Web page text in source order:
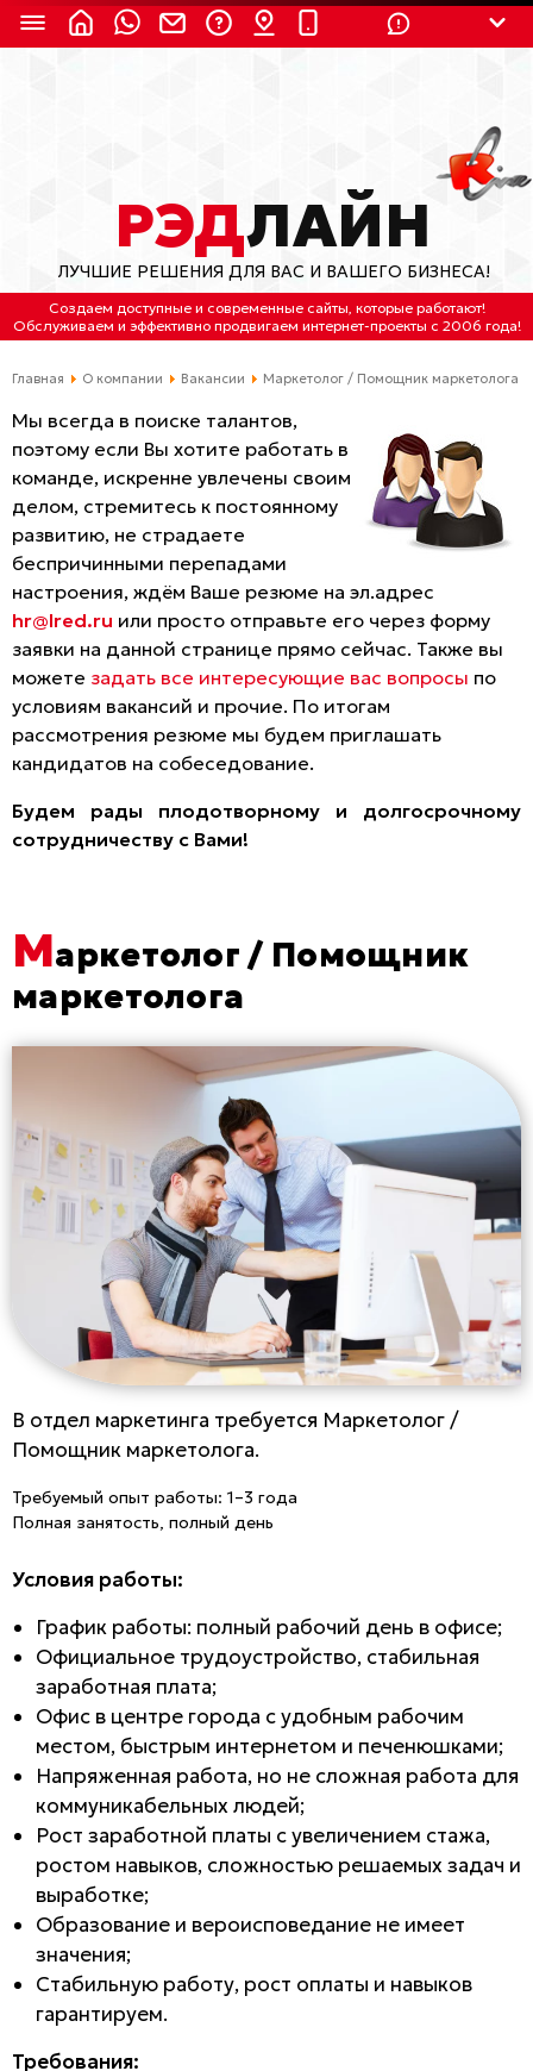
(с 2:30 до 11:30 по
Бесплатно по России
(4212) 658-653
(4212) 637-673
Отдельный вход \ Левый торец здания
Пн-пт. с 9:30 до 18:30 (по Хбк)
info@lred.ru
Все контакты
РЭДЛАЙН
ЛУЧШИЕ РЕШЕНИЯ ДЛЯ ВАС И ВАШЕГО БИЗНЕСА!
Создаем доступные и современные сайты, которые работают!
Обслуживаем и эффективно продвигаем интернет-проекты с 2006 года!
Главная О компании Вакансии Маркетолог / Помощник маркетолога
Мы всегда в поиске талантов,
поэтому если Вы хотите работать в
команде, искренне увлечены своим
делом, стремитесь к постоянному
развитию, не страдаете
беспричинными перепадами
настроения, ждём Ваше резюме на эл.адрес
hr@lred.ru или просто отправьте его через форму
заявки на данной странице прямо сейчас. Также вы
можете задать все интересующие вас вопросы по
условиям вакансий и прочие. По итогам
рассмотрения резюме мы будем приглашать
кандидатов на собеседование.
Будем рады плодотворному и долгосрочному
сотрудничеству с Вами!
Маркетолог / Помощник
маркетолога
В отдел маркетинга требуется Маркетолог /
Помощник маркетолога.
Требуемый опыт работы: 1–3 года
Полная занятость, полный день
Условия работы:
График работы: полный рабочий день в офисе;
Официальное трудоустройство, стабильная
заработная плата;
Офис в центре города с удобным рабочим
местом, быстрым интернетом и печенюшками;
Напряженная работа, но не сложная работа для
коммуникабельных людей;
Рост заработной платы с увеличением стажа,
ростом навыков, сложностью решаемых задач и
выработке;
Образование и вероисповедание не имеет
значения;
Стабильную работу, рост оплаты и навыков
гарантируем.
Требования: